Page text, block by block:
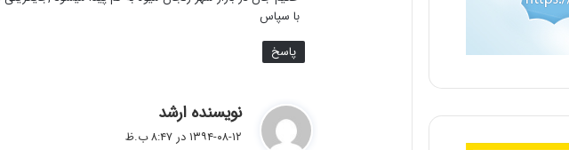
با سپاس
پاسخ
نویسنده ارشد
ف
۱۳۹۴-۰۸-۱۲ در ۸:۴۷ ب.ظ